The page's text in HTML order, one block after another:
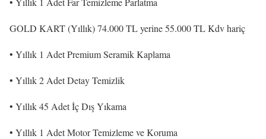
GOLD KART (Yıllık) 74.000 TL yerine 55.000 TL Kdv hariç
• Yıllık 1 Adet Premium Seramik Kaplama
• Yıllık 2 Adet Detay Temizlik
• Yıllık 45 Adet İç Dış Yıkama
• Yıllık 1 Adet Motor Temizleme ve Koruma